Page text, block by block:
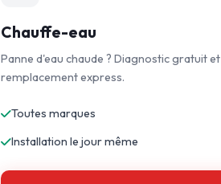
Chauffe-eau
Panne d'eau chaude ? Diagnostic gratuit et
remplacement express.
Toutes marques
Installation le jour même